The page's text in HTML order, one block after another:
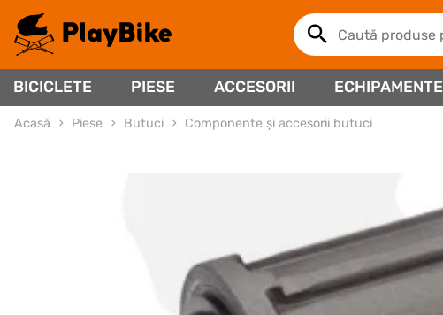
BICICLETE PIESE ACCESORII ECHIPAMENTE
Acasă Piese Butuci Componente și accesorii butuci